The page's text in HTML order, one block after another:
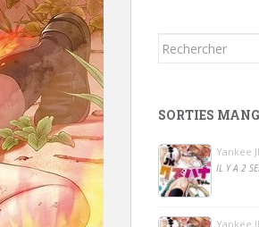
Rechercher...
SORTIES
Yankee
IL Y A 2
Yankee